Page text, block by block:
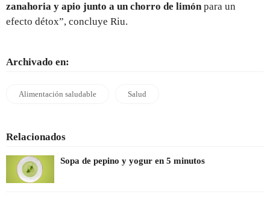
zanahoria y apio junto a un chorro de limónpara un
efecto détox”, concluye Riu.
Archivado en:
Alimentación saludable Salud
Relacionados
Sopa de pepino y yogur en 5 minutos